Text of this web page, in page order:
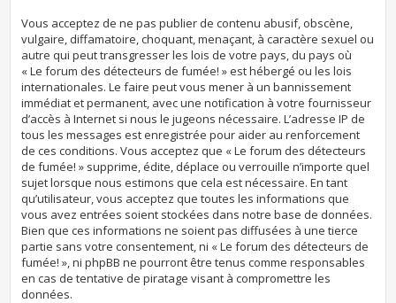
Vous acceptez de ne pas publier de contenu abusif, obscène,
vulgaire, diffamatoire, choquant, menaçant, à caractère sexuel ou
autre qui peut transgresser les lois de votre pays, du pays où
« Le forum des détecteurs de fumée! » est hébergé ou les lois
internationales. Le faire peut vous mener à un bannissement
immédiat et permanent, avec une notification à votre fournisseur
d’accès à Internet si nous le jugeons nécessaire. L’adresse IP de
tous les messages est enregistrée pour aider au renforcement
de ces conditions. Vous acceptez que « Le forum des détecteurs
de fumée! » supprime, édite, déplace ou verrouille n’importe quel
sujet lorsque nous estimons que cela est nécessaire. En tant
qu’utilisateur, vous acceptez que toutes les informations que
vous avez entrées soient stockées dans notre base de données.
Bien que ces informations ne soient pas diffusées à une tierce
partie sans votre consentement, ni « Le forum des détecteurs de
fumée! », ni phpBB ne pourront être tenus comme responsables
en cas de tentative de piratage visant à compromettre les
données.